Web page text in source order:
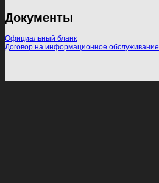
Документы
Официальный бланк
Договор на информационное обслуживание